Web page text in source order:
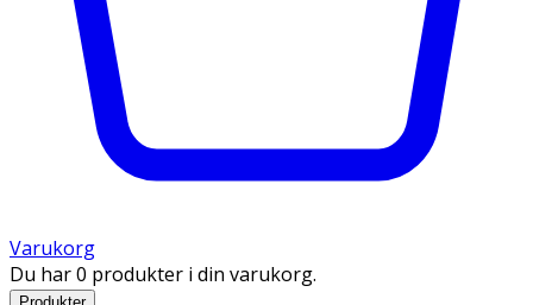
Varukorg
Du har 0 produkter i din varukorg.